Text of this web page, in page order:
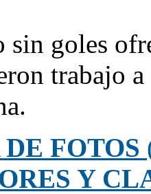
sin goles
trabajo
FOTOS
Y